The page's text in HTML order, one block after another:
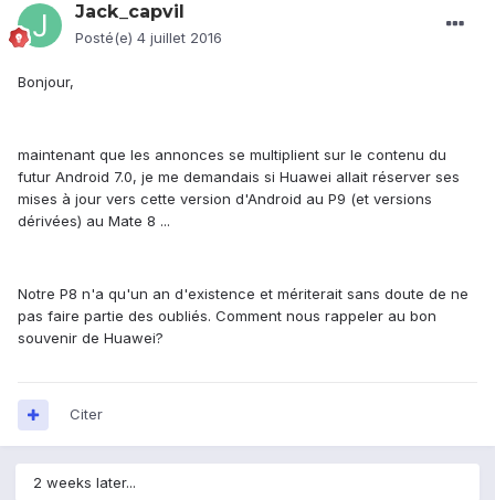
Jack_capvil
Posté(e) 4 juillet 2016
Bonjour,
maintenant que les annonces se multiplient sur le contenu du
futur Android 7.0, je me demandais si Huawei allait réserver ses
mises à jour vers cette version d'Android au P9 (et versions
dérivées) au Mate 8 ...
Notre P8 n'a qu'un an d'existence et mériterait sans doute de ne
pas faire partie des oubliés. Comment nous rappeler au bon
souvenir de Huawei?
Citer
2 weeks later...